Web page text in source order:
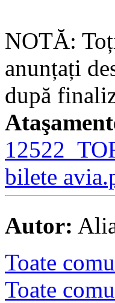
NOTĂ:
anunțați
după
bilete
Autor:
Toate
Toate